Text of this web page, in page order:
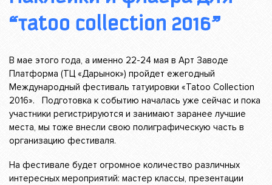
“Tatoo Collection 2016”
В мае этого года, а именно 22-24 мая в Арт Заводе
Платформа (ТЦ «Дарынок») пройдет ежегодный
Международный фестиваль татуировки «Tatoo Collection
2016». Подготовка к событию началась уже сейчас и пока
участники регистрируются и занимают заранее лучшие
места, мы тоже внесли свою полиграфическую часть в
организацию фестиваля.
На фестивале будет огромное количество различных
интересных мероприятий: мастер классы, презентации